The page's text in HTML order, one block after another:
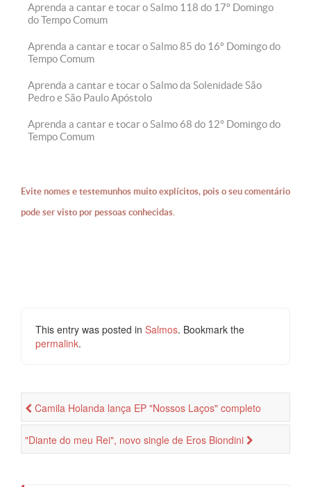
Aprenda a cantar e tocar o Salmo 118 do 17º Domingo
do Tempo Comum
Aprenda a cantar e tocar o Salmo 85 do 16º Domingo do
Tempo Comum
Aprenda a cantar e tocar o Salmo da Solenidade São
Pedro e São Paulo Apóstolo
Aprenda a cantar e tocar o Salmo 68 do 12° Domingo do
Tempo Comum
Evite nomes e testemunhos muito explícitos, pois o seu comentário
pode ser visto por pessoas conhecidas.
This entry was posted in Salmos. Bookmark the
permalink.
Camila Holanda lança EP "Nossos Laços" completo
"Diante do meu Rei", novo single de Eros Biondini